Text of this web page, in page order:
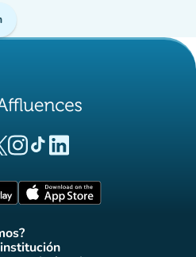
pestaña)
(nueva pestaña)
(nueva pestaña)
(nueva pestaña)
(nueva pestaña)
pestaña)